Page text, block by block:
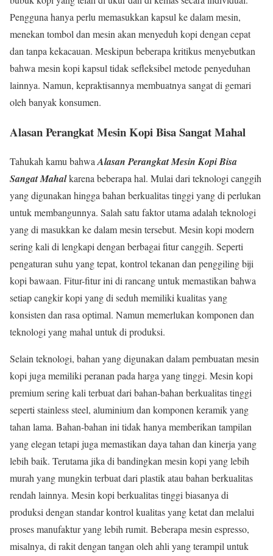
Pengguna hanya perlu memasukkan kapsul ke dalam mesin,
menekan tombol dan mesin akan menyeduh kopi dengan cepat
dan tanpa kekacauan. Meskipun beberapa kritikus menyebutkan
bahwa mesin kopi kapsul tidak sefleksibel metode penyeduhan
lainnya. Namun, kepraktisannya membuatnya sangat di gemari
oleh banyak konsumen.
Alasan Perangkat Mesin Kopi Bisa Sangat Mahal
Tahukah kamu bahwaAlasan Perangkat Mesin Kopi Bisa
Sangat Mahalkarena beberapa hal. Mulai dari teknologi canggih
yang digunakan hingga bahan berkualitas tinggi yang di perlukan
untuk membangunnya. Salah satu faktor utama adalah teknologi
yang di masukkan ke dalam mesin tersebut. Mesin kopi modern
sering kali di lengkapi dengan berbagai fitur canggih. Seperti
pengaturan suhu yang tepat, kontrol tekanan dan penggiling biji
kopi bawaan. Fitur-fitur ini di rancang untuk memastikan bahwa
setiap cangkir kopi yang di seduh memiliki kualitas yang
konsisten dan rasa optimal. Namun memerlukan komponen dan
teknologi yang mahal untuk di produksi.
Selain teknologi, bahan yang digunakan dalam pembuatan mesin
kopi juga memiliki peranan pada harga yang tinggi. Mesin kopi
premium sering kali terbuat dari bahan-bahan berkualitas tinggi
seperti stainless steel, aluminium dan komponen keramik yang
tahan lama. Bahan-bahan ini tidak hanya memberikan tampilan
yang elegan tetapi juga memastikan daya tahan dan kinerja yang
lebih baik. Terutama jika di bandingkan mesin kopi yang lebih
murah yang mungkin terbuat dari plastik atau bahan berkualitas
rendah lainnya. Mesin kopi berkualitas tinggi biasanya di
produksi dengan standar kontrol kualitas yang ketat dan melalui
proses manufaktur yang lebih rumit. Beberapa mesin espresso,
misalnya, di rakit dengan tangan oleh ahli yang terampil untuk